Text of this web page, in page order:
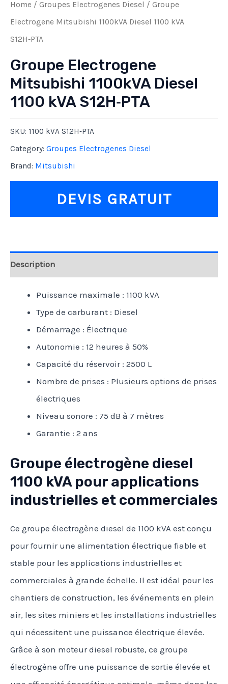
Home / Groupes Electrogenes Diesel / Groupe
Electrogene Mitsubishi 1100kVA Diesel 1100 kVA
S12H‑PTA
Groupe Electrogene
Mitsubishi 1100kVA Diesel
1100 kVA S12H‑PTA
SKU: 1100 kVA S12H‑PTA
Category: Groupes Electrogenes Diesel
Brand: Mitsubishi
DEVIS GRATUIT
Description
Puissance maximale : 1100 kVA
Type de carburant : Diesel
Démarrage : Électrique
Autonomie : 12 heures à 50%
Capacité du réservoir : 2500 L
Nombre de prises : Plusieurs options de prises
électriques
Niveau sonore : 75 dB à 7 mètres
Garantie : 2 ans
Groupe électrogène diesel
1100 kVA pour applications
industrielles et commerciales
Ce groupe électrogène diesel de 1100 kVA est conçu
pour fournir une alimentation électrique fiable et
stable pour les applications industrielles et
commerciales à grande échelle. Il est idéal pour les
chantiers de construction, les événements en plein
air, les sites miniers et les installations industrielles
qui nécessitent une puissance électrique élevée.
Grâce à son moteur diesel robuste, ce groupe
électrogène offre une puissance de sortie élevée et